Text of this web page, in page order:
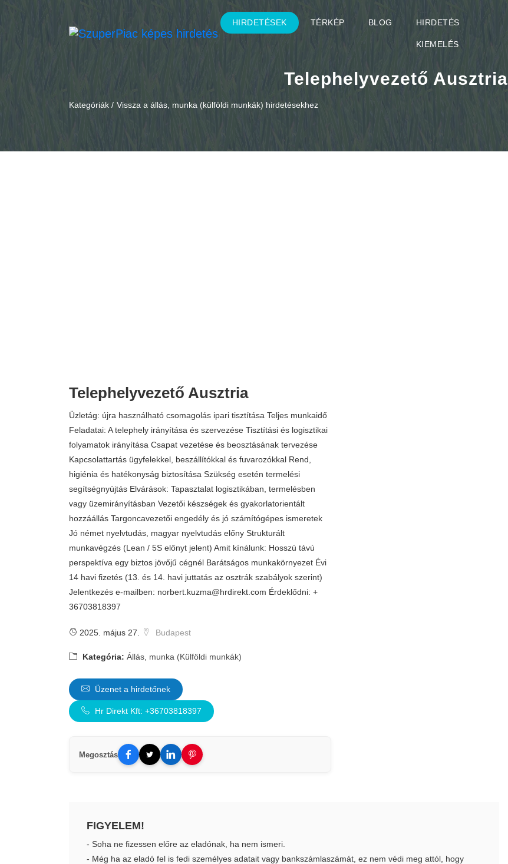
HIRDETÉSEK TÉRKÉP BLOG HIRDETÉS
KIEMELÉS
Telephelyvezető Ausztria
Kategóriák / Vissza a állás, munka (külföldi munkák) hirdetésekhez
Telephelyvezető Ausztria
Üzletág: újra használható csomagolás ipari tisztítása Teljes munkaidő
Feladatai: A telephely irányítása és szervezése Tisztítási és logisztikai
folyamatok irányítása Csapat vezetése és beosztásának tervezése
Kapcsolattartás ügyfelekkel, beszállítókkal és fuvarozókkal Rend,
higiénia és hatékonyság biztosítása Szükség esetén termelési
segítségnyújtás Elvárások: Tapasztalat logisztikában, termelésben
vagy üzemirányításban Vezetői készségek és gyakorlatorientált
hozzáállás Targoncavezetői engedély és jó számítógépes ismeretek
Jó német nyelvtudás, magyar nyelvtudás előny Strukturált
munkavégzés (Lean / 5S előnyt jelent) Amit kínálunk: Hosszú távú
perspektíva egy biztos jövőjű cégnél Barátságos munkakörnyezet Évi
14 havi fizetés (13. és 14. havi juttatás az osztrák szabályok szerint)
Jelentkezés e-mailben: norbert.kuzma@hrdirekt.com Érdeklődni: +
36703818397
2025. május 27. Budapest
Kategória: Állás, munka (Külföldi munkák)
Üzenet a hirdetőnek
Hr Direkt Kft: +36703818397
Megosztás
FIGYELEM!
- Soha ne fizessen előre az eladónak, ha nem ismeri.
- Még ha az eladó fel is fedi személyes adatait vagy bankszámlaszámát, ez nem védi meg attól, hogy